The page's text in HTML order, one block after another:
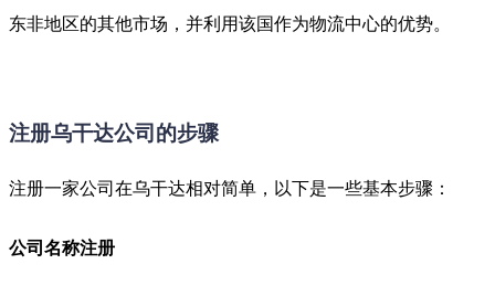
东非地区的其他市场，并利用该国作为物流中心的优势。
注册乌干达公司的步骤
注册一家公司在乌干达相对简单，以下是一些基本步骤：
公司名称注册